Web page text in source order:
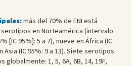
más del 70% de ENI está
en Norteamérica (intervalo
[IC 95%]: 5 a 7), nueve en África (IC
Asia (IC 95%: 9 a 13). Siete serotipos
globalmente: 1, 5, 6A, 6B, 14, 19F,